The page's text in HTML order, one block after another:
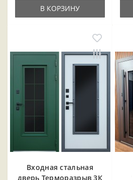
В КОРЗИНУ
Входная cтальная
дверь Терморазрыв 3К